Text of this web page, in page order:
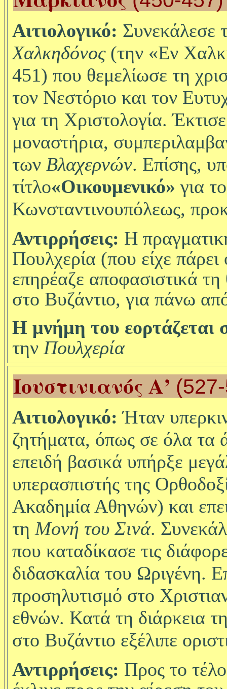
Αιτιολογικό: Συνεκάλεσε
Χαλκηδόνος (την «Εν
451) που θεμελίωσε τη
τον Νεστόριο και τον
για τη Χριστολογία.
μοναστήρια,
των Βλαχερνών. Επίσης,
τίτλο«Οικουμενικό» για
Κωνσταντινουπόλεως,
Αντιρρήσεις: H
Πουλχερία (που είχε
επηρέαζε αποφασιστικά
στο Βυζάντιο, για πάνω
Η μνήμη του εορτάζεται
την Πουλχερία
Ιουστινιανός Α’
Αιτιολογικό: Ήταν
ζητήματα, όπως σε όλα τα
επειδή βασικά υπήρξε
υπερασπιστής της
Ακαδημία Αθηνών) και
τη Μονή του Σινά.
που καταδίκασε τις
διδασκαλία του Ωριγένη.
προσηλυτισμό στο
εθνών. Κατά τη διάρκεια
στο Βυζάντιο εξέλιπε
Αντιρρήσεις: Προς το